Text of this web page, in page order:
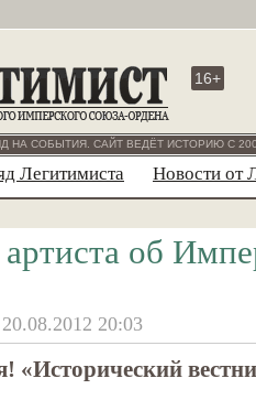
16+
НА СОБЫТИЯ. САЙТ ВЕДЁТ ИСТОРИЮ С
Легитимиста Новости от
об
20:03
«Исторический